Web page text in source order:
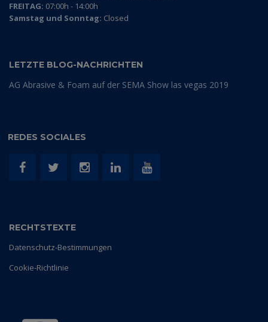
FREITAG: 07:00h - 14:00h
Samstag und Sonntag: Closed
LETZTE BLOG-NACHRICHTEN
AG Abrasive & Foam auf der SEMA Show las vegas 2019
REDES SOCIALES
RECHTSTEXTE
Datenschutz-Bestimmungen
Cookie-Richtlinie